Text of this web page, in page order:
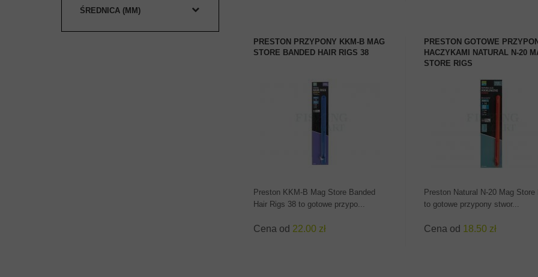
PRESTON PRZYPONY KKM-B MAG
STORE BANDED HAIR RIGS 38
ZOBACZ PRODUKT
Preston KKM-B Mag Store Banded
Hair Rigs 38 to gotowe przypo...
Cena od 22.00 zł
PRESTON GOTOWE
HACZYKAMI NATURAL N-20
STORE RIGS
ZOBACZ PRODUKT
Preston Natural N-20 Mag Store
to gotowe przypony stwor...
Cena od 18.50 zł
ŚREDNICA (MM)